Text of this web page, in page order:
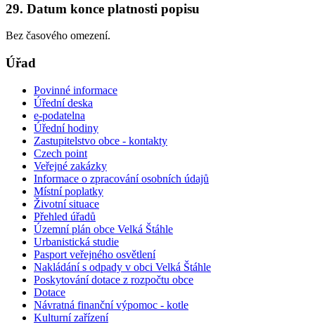
29. Datum konce platnosti popisu
Bez časového omezení.
Úřad
Povinné informace
Úřední deska
e-podatelna
Úřední hodiny
Zastupitelstvo obce - kontakty
Czech point
Veřejné zakázky
Informace o zpracování osobních údajů
Místní poplatky
Životní situace
Přehled úřadů
Územní plán obce Velká Štáhle
Urbanistická studie
Pasport veřejného osvětlení
Nakládání s odpady v obci Velká Štáhle
Poskytování dotace z rozpočtu obce
Dotace
Návratná finanční výpomoc - kotle
Kulturní zařízení